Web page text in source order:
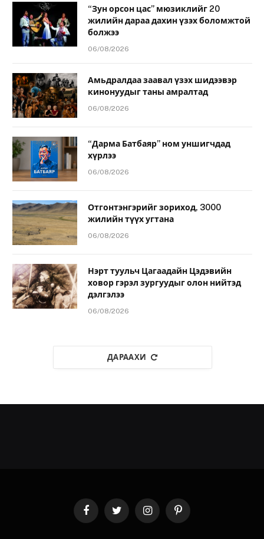
“Зун орсон цас” мюзиклийг 20
жилийн дараа дахин үзэх боломжтой
болжээ
06/08/2026
Амьдралдаа заавал үзэх шидээвэр
кинонуудыг таны амралтад
06/08/2026
“Дарма Батбаяр” ном уншигчдад
хүрлээ
06/08/2026
Отгонтэнгэрийг зориход, 3000
жилийн түүх угтана
06/08/2026
Нэрт туульч Цагаадайн Цэдэвийн
ховор гэрэл зургуудыг олон нийтэд
дэлгэлээ
06/08/2026
ДАРААХИ
FacebookTwitter InstagramPinterest